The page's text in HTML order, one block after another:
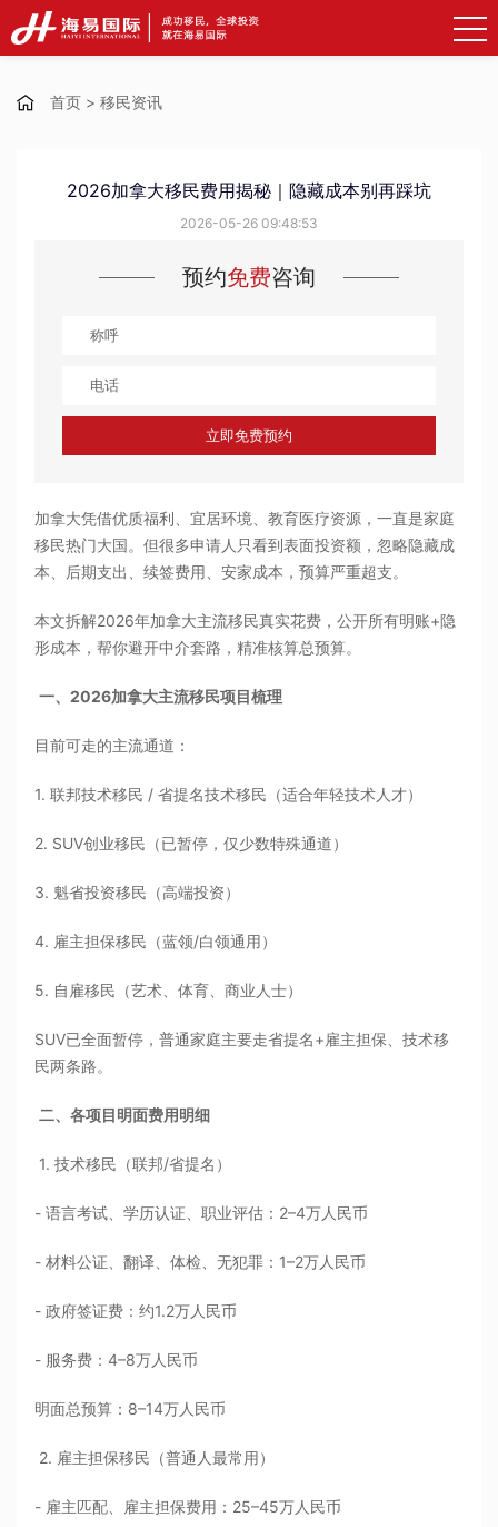
首页 > 移民资讯
2026加拿大移民费用揭秘｜隐藏成本别再踩坑
2026-05-26 09:48:53
预约免费咨询
立即免费预约
加拿大凭借优质福利、宜居环境、教育医疗资源，一直是家庭
移民热门大国。但很多申请人只看到表面投资额，忽略隐藏成
本、后期支出、续签费用、安家成本，预算严重超支。
本文拆解2026年加拿大主流移民真实花费，公开所有明账+隐
形成本，帮你避开中介套路，精准核算总预算。
一、2026加拿大主流移民项目梳理
目前可走的主流通道：
1. 联邦技术移民 / 省提名技术移民（适合年轻技术人才）
2. SUV创业移民（已暂停，仅少数特殊通道）
3. 魁省投资移民（高端投资）
4. 雇主担保移民（蓝领/白领通用）
5. 自雇移民（艺术、体育、商业人士）
SUV已全面暂停，普通家庭主要走省提名+雇主担保、技术移
民两条路。
二、各项目明面费用明细
1. 技术移民（联邦/省提名）
- 语言考试、学历认证、职业评估：2–4万人民币
- 材料公证、翻译、体检、无犯罪：1–2万人民币
- 政府签证费：约1.2万人民币
- 服务费：4–8万人民币
明面总预算：8–14万人民币
2. 雇主担保移民（普通人最常用）
- 雇主匹配、雇主担保费用：25–45万人民币